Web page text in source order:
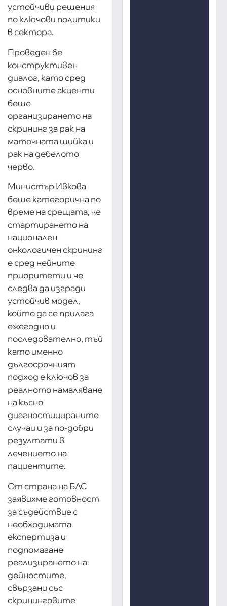
устойчиви решения
по ключови политики
в сектора.
Проведен бе
конструктивен
диалог, като сред
основните акценти
беше
организирането на
скрининг за рак на
маточната шийка и
рак на дебелото
черво.
Министър Ивкова
беше категорична по
време на срещата, че
стартирането на
национален
онкологичен скрининг
е сред нейните
приоритети и че
следва да изгради
устойчив модел,
който да се прилага
ежегодно и
последователно, тъй
като именно
дългосрочният
подход е ключов за
реалното намаляване
на късно
диагностицираните
случаи и за по-добри
резултати в
лечението на
пациентите.
От страна на БЛС
заявихме готовност
за съдействие с
необходимата
експертиза и
подпомагане
реализирането на
дейностите,
свързани със
скрининговите